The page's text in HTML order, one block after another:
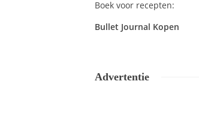
Boek voor recepten:
Bullet Journal Kopen
Advertentie